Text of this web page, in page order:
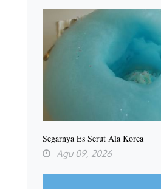
Segarnya Es Serut Ala Korea
Agu 09, 2026